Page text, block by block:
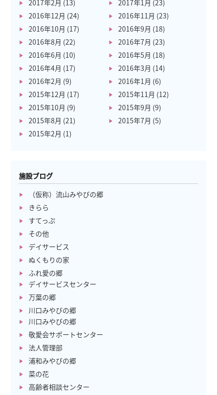
2017年2月 (13) 2017年1月 (23)
2016年12月 (24) 2016年11月 (23)
2016年10月 (17) 2016年9月 (18)
2016年8月 (22) 2016年7月 (23)
2016年6月 (10) 2016年5月 (18)
2016年4月 (17) 2016年3月 (14)
2016年2月 (9) 2016年1月 (6)
2015年12月 (17) 2015年11月 (12)
2015年10月 (9) 2015年9月 (9)
2015年8月 (21) 2015年7月 (5)
2015年2月 (1)
施設ブログ
（仮称）流山みやびの郷
きらら
すてっぷ
その他
デイサービス
ぬくもりの家
ふれ愛の郷
デイサービスセンター
万葉の郷
川口みやびの郷
川口みやびの郷
敬愛会サポートセンター
法人管理部
浦和みやびの郷
菜の花
高齢者相談センター